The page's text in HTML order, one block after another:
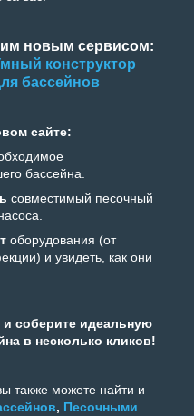
новым сервисом:
конструктор
бассейнов
сайте:
бассейна.
совместимый песочный
оборудования (от
и увидеть, как они
соберите идеальную
в несколько кликов!
также можете найти и
, Песочными